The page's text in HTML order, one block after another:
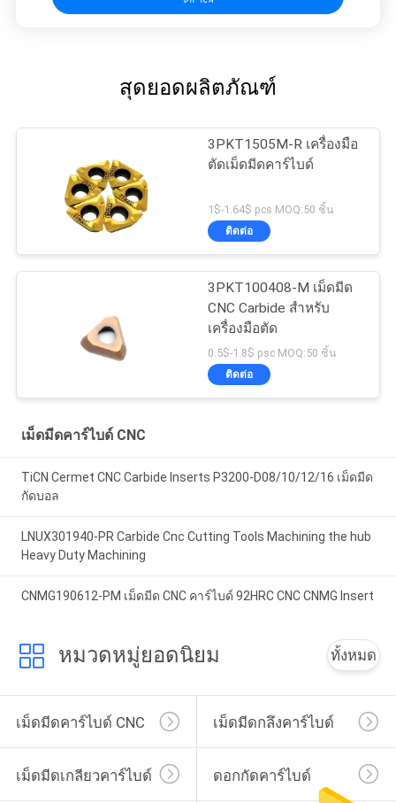
สุดยอดผลิตภัณฑ์
3PKT1505M-R เครื่องมือ
ตัดเม็ดมีดคาร์ไบด์
1$-1.64$ pcs MOQ:50 ชิ้น
ติดต่อ
3PKT100408-M เม็ดมีด
CNC Carbide สำหรับ
เครื่องมือตัด
0.5$-1.8$ psc MOQ:50 ชิ้น
ติดต่อ
เม็ดมีดคาร์ไบด์ CNC
TiCN Cermet CNC Carbide Inserts P3200-D08/10/12/16 เม็ดมีด
กัดบอล
LNUX301940-PR Carbide Cnc Cutting Tools Machining the hub
Heavy Duty Machining
CNMG190612-PM เม็ดมีด CNC คาร์ไบด์ 92HRC CNC CNMG Insert
หมวดหมู่ยอดนิยม ทั้งหมด
เม็ดมีดคาร์ไบด์ CNC เม็ดมีดกลึงคาร์ไบด์
เม็ดมีดเกลียวคาร์ไบด์ ดอกกัดคาร์ไบด์